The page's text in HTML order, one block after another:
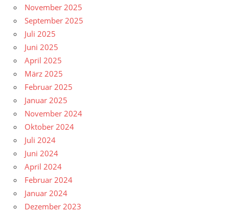
November 2025
September 2025
Juli 2025
Juni 2025
April 2025
März 2025
Februar 2025
Januar 2025
November 2024
Oktober 2024
Juli 2024
Juni 2024
April 2024
Februar 2024
Januar 2024
Dezember 2023